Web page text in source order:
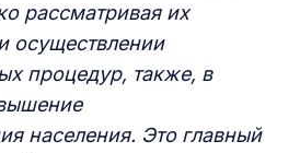
рассматривая их
осуществлении
процедур, также, в
населения. Это главный